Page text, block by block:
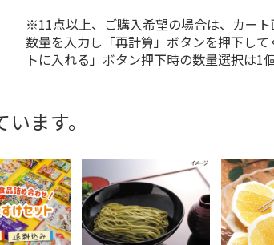
※11点以上、ご購入希望の場合は、カー
数量を入力し「再計算」ボタンを押下し
トに入れる」ボタン押下時の数量選択は1
ます。